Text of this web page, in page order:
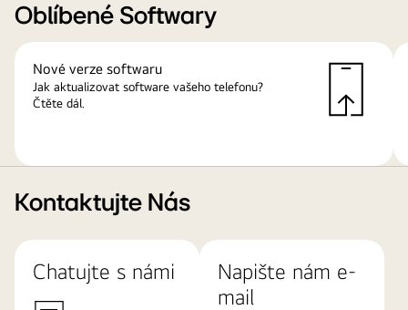
Oblíbené Softwary
Nové verze softwaru
Jak aktualizovat software vašeho telefonu?
Čtěte dál.
Kontaktujte Nás
Chatujte s námi
Napište nám e-
mail